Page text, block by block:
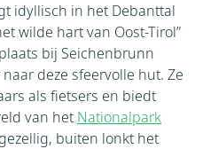
idyllisch in het Debanttal
wilde hart van Oost-Tirol”
bij Seichenbrunn
deze sfeervolle hut. Ze
als fietsers en biedt
van het Nationalpark
buiten lonkt het